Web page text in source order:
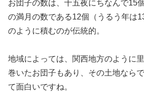
お団子の数は、十五夜にちなんで15
の満月の数である12個（うるう年は
のように積むのが伝統的。
地域によっては、関西地方のように
巻いたお団子もあり、その土地なら
て面白いですね。